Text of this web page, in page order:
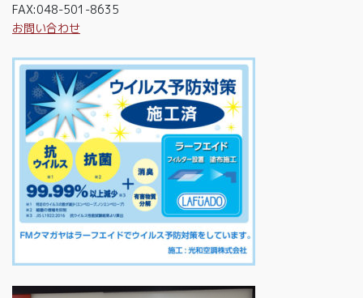
FAX:048-501-8635
お問い合わせ